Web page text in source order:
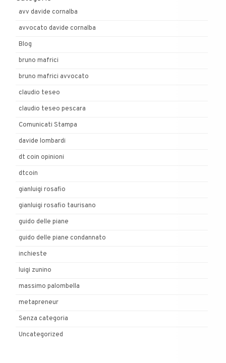
avv davide cornalba
avvocato davide cornalba
Blog
bruno mafrici
bruno mafrici avvocato
claudio teseo
claudio teseo pescara
Comunicati Stampa
davide lombardi
dt coin opinioni
dtcoin
gianluigi rosafio
gianluigi rosafio taurisano
guido delle piane
guido delle piane condannato
inchieste
luigi zunino
massimo palombella
metapreneur
Senza categoria
Uncategorized